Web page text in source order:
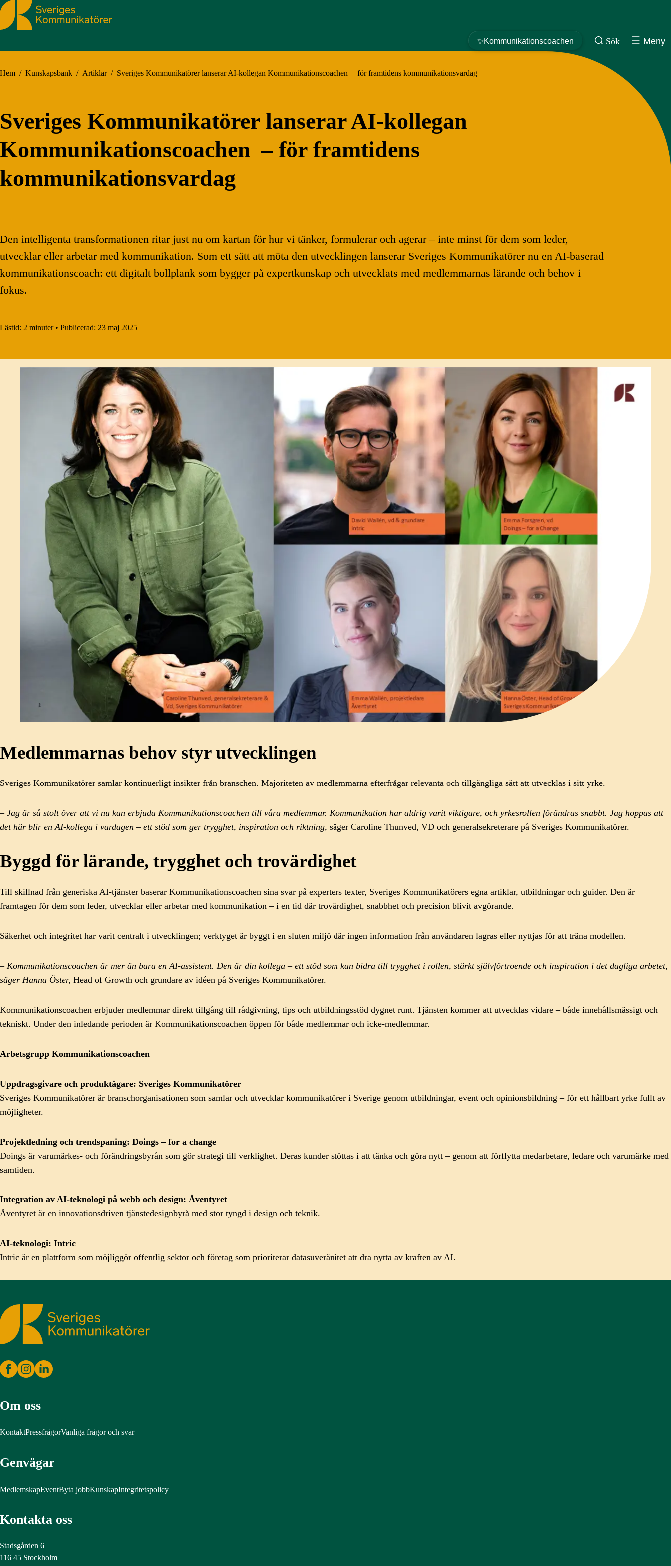
Sveriges Kommunikatörer
✨Kommunikationscoachen Sök Meny
Hem / Kunskapsbank / Artiklar / Sveriges Kommunikatörer lanserar AI-kollegan Kommunikationscoachen – för framtidens kommunikationsvardag
Sveriges Kommunikatörer lanserar AI-kollegan
Kommunikationscoachen – för framtidens
kommunikationsvardag
Den intelligenta transformationen ritar just nu om kartan för hur vi tänker, formulerar och agerar – inte minst för dem som leder,
utvecklar eller arbetar med kommunikation. Som ett sätt att möta den utvecklingen lanserar Sveriges Kommunikatörer nu en AI-baserad
kommunikationscoach: ett digitalt bollplank som bygger på expertkunskap och utvecklats med medlemmarnas lärande och behov i
fokus.
Lästid: 2 minuter • Publicerad: 23 maj 2025
Medlemmarnas behov styr utvecklingen
Sveriges Kommunikatörer samlar kontinuerligt insikter från branschen. Majoriteten av medlemmarna efterfrågar relevanta och tillgängliga sätt att utvecklas i sitt yrke.
– Jag är så stolt över att vi nu kan erbjuda Kommunikationscoachen till våra medlemmar. Kommunikation har aldrig varit viktigare, och yrkesrollen förändras snabbt. Jag hoppas att
det här blir en AI-kollega i vardagen – ett stöd som ger trygghet, inspiration och riktning, säger Caroline Thunved, VD och generalsekreterare på Sveriges Kommunikatörer.
Byggd för lärande, trygghet och trovärdighet
Till skillnad från generiska AI-tjänster baserar Kommunikationscoachen sina svar på experters texter, Sveriges Kommunikatörers egna artiklar, utbildningar och guider. Den är
framtagen för dem som leder, utvecklar eller arbetar med kommunikation – i en tid där trovärdighet, snabbhet och precision blivit avgörande.
Säkerhet och integritet har varit centralt i utvecklingen; verktyget är byggt i en sluten miljö där ingen information från användaren lagras eller nyttjas för att träna modellen.
– Kommunikationscoachen är mer än bara en AI-assistent. Den är din kollega – ett stöd som kan bidra till trygghet i rollen, stärkt självförtroende och inspiration i det dagliga arbetet,
säger Hanna Öster, Head of Growth och grundare av idéen på Sveriges Kommunikatörer.
Kommunikationscoachen erbjuder medlemmar direkt tillgång till rådgivning, tips och utbildningsstöd dygnet runt. Tjänsten kommer att utvecklas vidare – både innehållsmässigt och
tekniskt. Under den inledande perioden är Kommunikationscoachen öppen för både medlemmar och icke-medlemmar.
Arbetsgrupp Kommunikationscoachen
Uppdragsgivare och produktägare: Sveriges Kommunikatörer
Sveriges Kommunikatörer är branschorganisationen som samlar och utvecklar kommunikatörer i Sverige genom utbildningar, event och opinionsbildning – för ett hållbart yrke fullt av
möjligheter.
Projektledning och trendspaning: Doings – for a change
Doings är varumärkes- och förändringsbyrån som gör strategi till verklighet. Deras kunder stöttas i att tänka och göra nytt – genom att förflytta medarbetare, ledare och varumärke med
samtiden.
Integration av AI-teknologi på webb och design: Äventyret
Äventyret är en innovationsdriven tjänstedesignbyrå med stor tyngd i design och teknik.
AI-teknologi: Intric
Intric är en plattform som möjliggör offentlig sektor och företag som prioriterar datasuveränitet att dra nytta av kraften av AI.
Sveriges Kommunikatörer
Om oss
KontaktPressfrågorVanliga frågor och svar
Genvägar
MedlemskapEventByta jobbKunskapIntegritetspolicy
Kontakta oss
Stadsgården 6
116 45 Stockholm